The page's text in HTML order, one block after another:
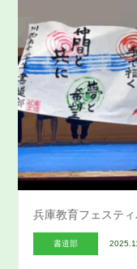
兵庫教育フェステ
書道部